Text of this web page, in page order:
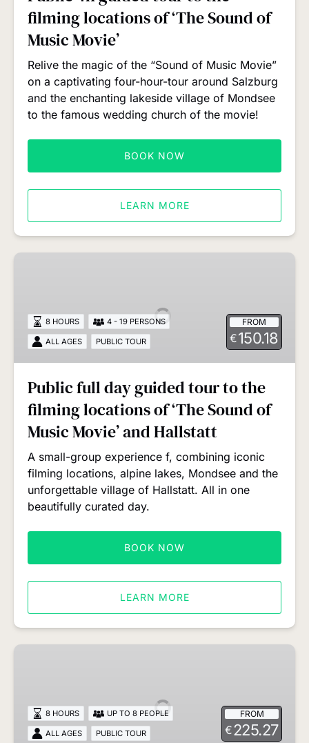
‘The
Sound
Music
Movie’
filming locations of ‘The Sound of
Music Movie’
Relive the magic of the “Sound of Music Movie”
on a captivating four-hour-tour around Salzburg
and the enchanting lakeside village of Mondsee
to the famous wedding church of the movie!
BOOK NOW
LEARN MORE
guided
tour
the
locations
‘The
Music
Movie’
and
FROM
€150.18
8 HOURS 4 - 19 PERSONS
ALL AGES PUBLIC TOUR
Public full day guided tour to the
filming locations of ‘The Sound of
Music Movie’ and Hallstatt
A small-group experience f, combining iconic
filming locations, alpine lakes, Mondsee and the
unforgettable village of Hallstatt. All in one
beautifully curated day.
BOOK NOW
LEARN MORE
years
anniversary
FROM
€225.27
8 HOURS UP TO 8 PEOPLE
ALL AGES PUBLIC TOUR